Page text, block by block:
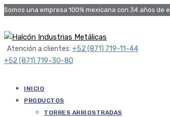
Somos una empresa 100% mexicana con 34 años de
Atención a clientes: +52 (871) 719-11-44
+52 (871) 719-30-80
INICIO
PRODUCTOS
TORRES ARRIOSTRADAS